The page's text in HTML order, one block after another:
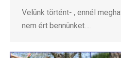
Velünk történt- , ennél
nem ért bennünket….